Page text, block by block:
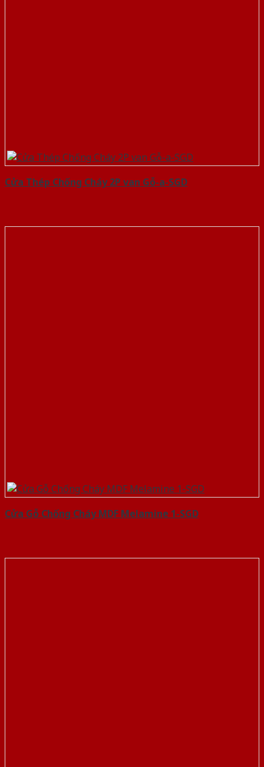
Cửa Thép Chống Cháy 2P van Gỗ-a-SGD
Cửa Gỗ Chống Cháy MDF Melamine 1-SGD